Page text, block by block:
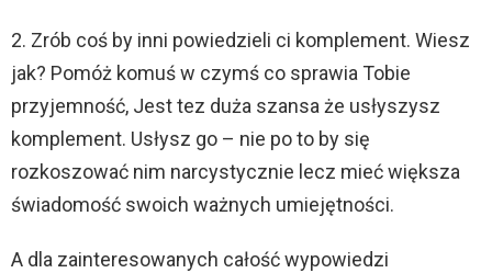
2. Zrób coś by inni powiedzieli ci komplement. Wiesz
jak? Pomóż komuś w czymś co sprawia Tobie
przyjemność, Jest tez duża szansa że usłyszysz
komplement. Usłysz go – nie po to by się
rozkoszować nim narcystycznie lecz mieć większa
świadomość swoich ważnych umiejętności.
A dla zainteresowanych całość wypowiedzi